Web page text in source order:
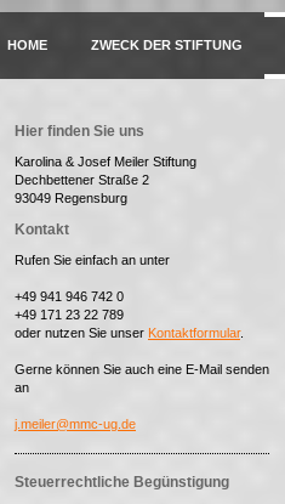
HOME ZWECK DER STIFTUNG
Hier finden Sie uns
Karolina & Josef Meiler Stiftung
Dechbettener Straße 2
93049 Regensburg
Kontakt
Rufen Sie einfach an unter
+49 941 946 742 0
+49 171 23 22 789
oder nutzen Sie unser Kontaktformular.
Gerne können Sie auch eine E-Mail senden
an
j.meiler@mmc-ug.de
Steuerrechtliche Begünstigung